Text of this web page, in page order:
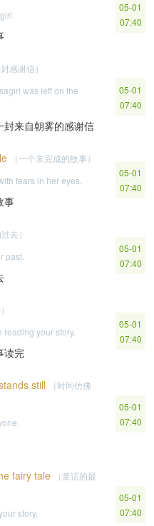
05-01
07:40
封感谢信）
was left on the
封来自朝雾的感谢信
05-01
07:40
（一个未完成的故事）
tears in her eyes.
事
05-01
07:40
去）
past.
05-01
07:40
your story.
读完
05-01
07:40
still
（时间仿佛
05-01
07:40
fairy tale
（童话的最
story.
05-01
07:40